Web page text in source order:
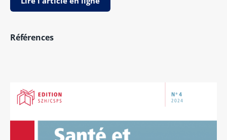
Références